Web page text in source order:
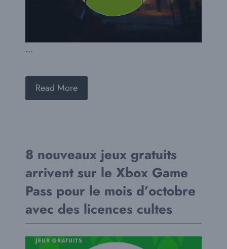
...
Read More
8 nouveaux jeux gratuits
arrivent sur le Xbox Game
Pass pour le mois d’octobre
avec des licences cultes
JEUX GRATUITS